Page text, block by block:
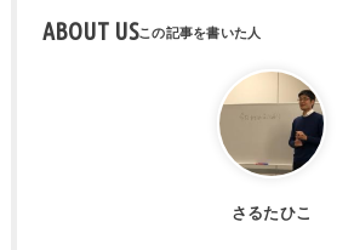
ABOUT US
さるたひこ